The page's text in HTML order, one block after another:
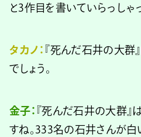
と3作目を書いていらっしゃ
タカノ： 『死んだ石井の大群
でしょう。
金子： 『死んだ石井の大群』
すね。333名の石井さんが